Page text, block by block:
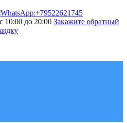
до 20:00 Закажите обратный